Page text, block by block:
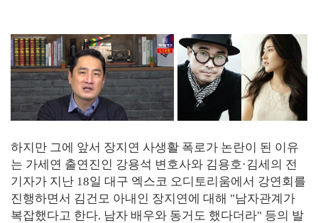
하지만 그에 앞서 장지연 사생활 폭로가 논란이 된 이유
는 가세연 출연진인 강용석 변호사와 김용호·김세의 전
기자가 지난 18일 대구 엑스코 오디토리움에서 강연회를
진행하면서 김건모 아내인 장지연에 대해 "남자관계가
복잡했다고 한다. 남자 배우와 동거도 했다더라" 등의 발